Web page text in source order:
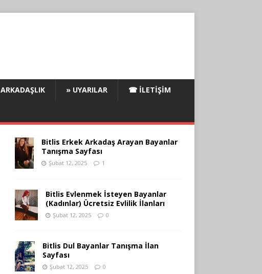
ARKADAŞLIK » UYARILAR ☎ İLETIŞIM
Bitlis Erkek Arkadaş Arayan Bayanlar
Tanışma Sayfası
Şubat 12, 2025 1
Bitlis Evlenmek İsteyen Bayanlar
(Kadınlar) Ücretsiz Evlilik İlanları
Şubat 12, 2025 0
Bitlis Dul Bayanlar Tanışma İlan
Sayfası
Şubat 12, 2025 0